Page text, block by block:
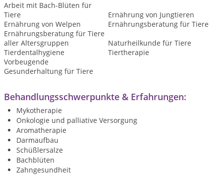
Arbeit mit Bach-Blüten für
Tiere
Ernährung von Jungtieren
Ernährung von Welpen
Ernährungsberatung für Tiere
Ernährungsberatung für Tiere
aller Altersgruppen
Naturheilkunde für Tiere
Tierdentalhygiene
Tiertherapie
Vorbeugende
Gesunderhaltung für Tiere
Behandlungsschwerpunkte & Erfahrungen:
Mykotherapie
Onkologie und palliative Versorgung
Aromatherapie
Darmaufbau
Schüßlersalze
Bachblüten
Zahngesundheit